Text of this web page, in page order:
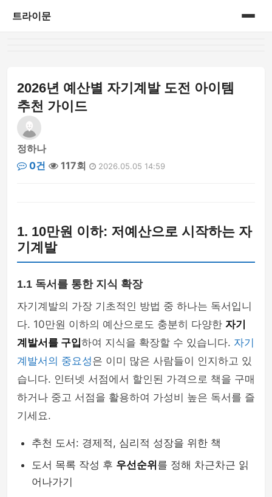
트라이문
2026년 예산별 자기계발 도전 아이템
추천 가이드
정하나
0건
117회 2026.05.05 14:59
1. 10만원 이하: 저예산으로 시작하는 자
기계발
1.1 독서를 통한 지식 확장
자기계발의 가장 기초적인 방법 중 하나는 독서입니
다. 10만원 이하의 예산으로도 충분히 다양한 자기
계발서를 구입하여 지식을 확장할 수 있습니다. 자기
계발서의 중요성은 이미 많은 사람들이 인지하고 있
습니다. 인터넷 서점에서 할인된 가격으로 책을 구매
하거나 중고 서점을 활용하여 가성비 높은 독서를 즐
기세요.
추천 도서: 경제적, 심리적 성장을 위한 책
도서 목록 작성 후 우선순위 를 정해 차근차근 읽
어나가기